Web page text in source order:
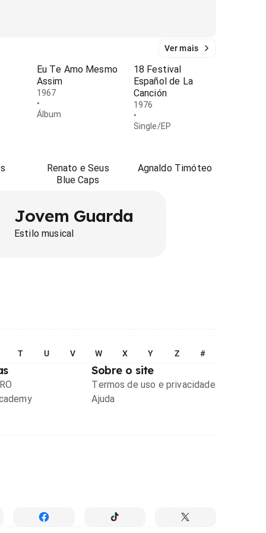
Ver mais
Eu Te Amo Mesmo
Assim
1967
•
Álbum
18 Festival
Español de La
Canción
1976
•
Single/EP
Renato e Seus
Blue Caps
Agnaldo Timóteo
Jovem Guarda
Estilo musical
T U V W X Y Z #
Sobre o site
Termos de uso e privacidade
Ajuda